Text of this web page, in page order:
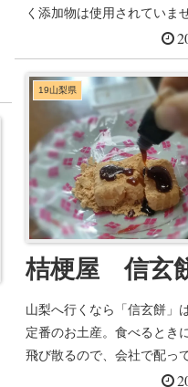
く添加物は使用されていま
19山梨県
桔梗屋 信玄
山梨へ行くなら「信玄餅」
定番のお土産。食べるとき
飛び散るので、会社で配っ